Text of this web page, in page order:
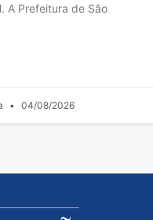
A Prefeitura de São
04/08/2026